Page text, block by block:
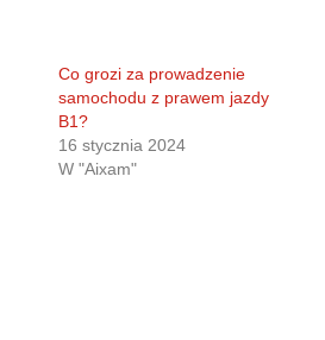
Co grozi za prowadzenie
samochodu z prawem jazdy
B1?
16 stycznia 2024
W "Aixam"